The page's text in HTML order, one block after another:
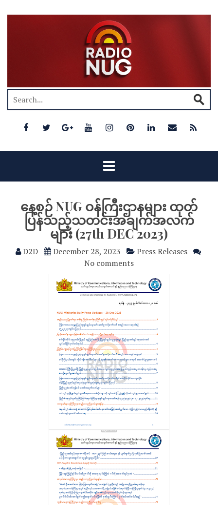
နေ့စဉ် NUG ဝန်ကြီးဌာနများ ထုတ်
ပြန်သည့်သတင်းအချက်အလက်
များ (27th DEC 2023)
D2D December 28, 2023
Press Releases
No comments